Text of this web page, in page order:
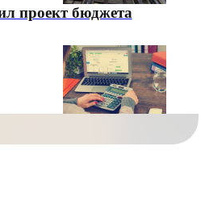
проект бюджета